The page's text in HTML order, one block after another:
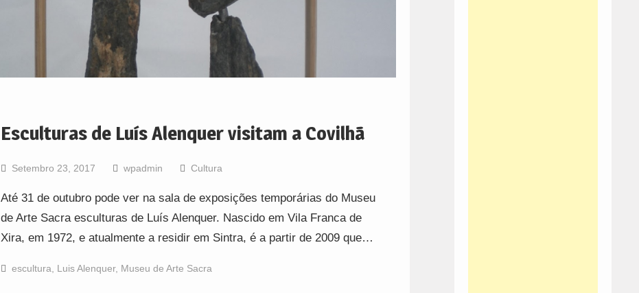
Esculturas de Luís Alenquer visitam a Covilhã
Setembro 23, 2017 wpadmin Cultura
Até 31 de outubro pode ver na sala de exposições temporárias do Museu
de Arte Sacra esculturas de Luís Alenquer. Nascido em Vila Franca de
Xira, em 1972, e atualmente a residir em Sintra, é a partir de 2009 que…
escultura, Luis Alenquer, Museu de Arte Sacra